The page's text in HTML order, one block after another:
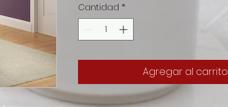
Cantidad *
Agregar al carrito